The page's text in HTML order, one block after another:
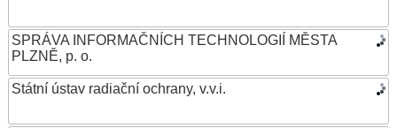
SPRÁVA INFORMAČNÍCH TECHNOLOGIÍ MĚSTA
PLZNĚ, p. o.
Státní ústav radiační ochrany, v.v.i.